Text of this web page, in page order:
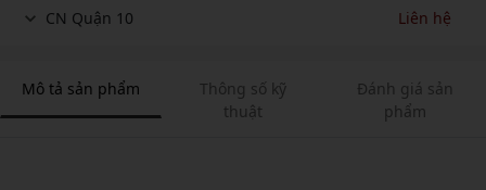
CN Quận 10 Liên hệ
Mô tả sản phẩm
Thông số kỹ
thuật
Đánh giá sản
phẩm